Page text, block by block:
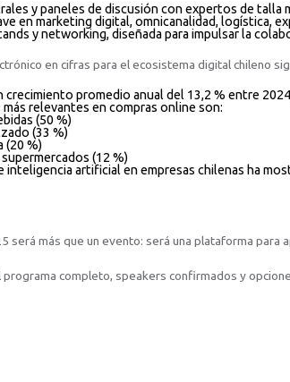
y paneles de discusión con expertos de talla
en marketing digital, omnicanalidad, logística,
y networking, diseñada para impulsar la
en cifras para el ecosistema digital chileno
crecimiento promedio anual del 13,2 % entre
más relevantes en compras online son:
(50 %)
(33 %)
(20 %)
(12 %)
inteligencia artificial en empresas chilenas ha
será más que un evento: será una plataforma
programa completo, speakers confirmados y